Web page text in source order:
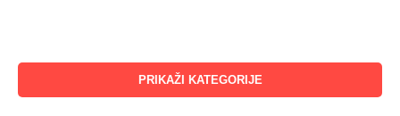
PRIKAŽI KATEGORIJE